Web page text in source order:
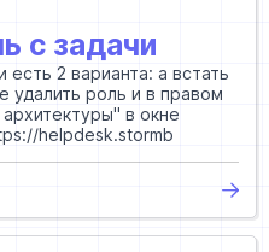
с задачи
2 варианта: а встать
удалить роль и в правом
в окне
helpdesk.stormb